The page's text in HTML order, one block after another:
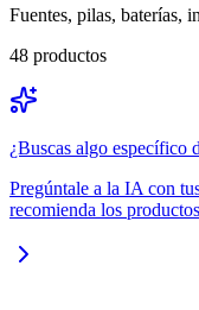
Fuentes, pilas, baterías,
48 productos
¿Buscas algo específico
Pregúntale a la IA con
recomienda los